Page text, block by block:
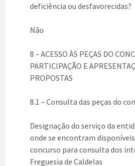
deficiência ou desfavorecidas?
Não
8 – ACESSO ÀS PEÇAS DO
PARTICIPAÇÃO E
PROPOSTAS
8.1 – Consulta das peças do
Designação do serviço da
onde se encontram
concurso para consulta dos
Freguesia de Caldelas